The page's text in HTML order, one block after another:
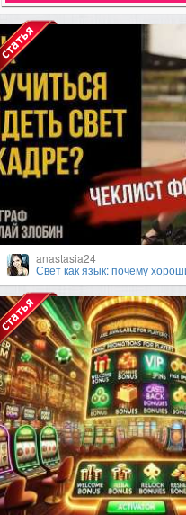
anastasia24
Свет как язык: почему